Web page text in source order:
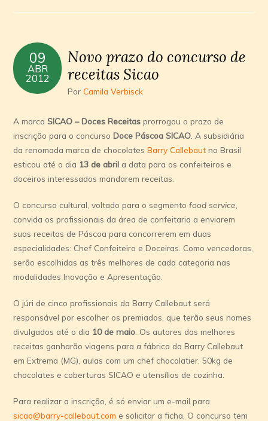
Super
09
ABR
2012
Novo prazo do concurso de
receitas Sicao
PorCamila Verbisck
A marcaSICAO – Doces Receitas prorrogou o prazo de
inscrição para o concursoDoce Páscoa SICAO . A subsidiária
da renomada marca de chocolatesBarry Callebaut no Brasil
esticou até o dia 13 de abril a data para os confeiteiros e
doceiros interessados mandarem receitas.
O concurso cultural, voltado para o segmentofood service
convida os profissionais da área de confeitaria a enviarem
suas receitas de Páscoa para concorrerem em duas
especialidades: Chef Confeiteiro e Doceiras. Como vencedoras,
serão escolhidas as três melhores de cada categoria nas
modalidades Inovação e Apresentação.
O júri de cinco profissionais da Barry Callebaut será
responsável por escolher os premiados, que terão seus nomes
divulgados até o dia 10 de maio . Os autores das melhores
receitas ganharão viagens para a fábrica da Barry Callebaut
em Extrema (MG), aulas com um chef chocolatier, 50kg de
chocolates e coberturas SICAO e utensílios de cozinha.
Para realizar a inscrição, é só enviar um e-mail para
sicao@barry-callebaut.com e solicitar a ficha. O concurso tem